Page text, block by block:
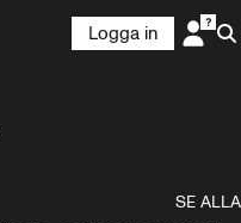
Logga in
SE ALLA